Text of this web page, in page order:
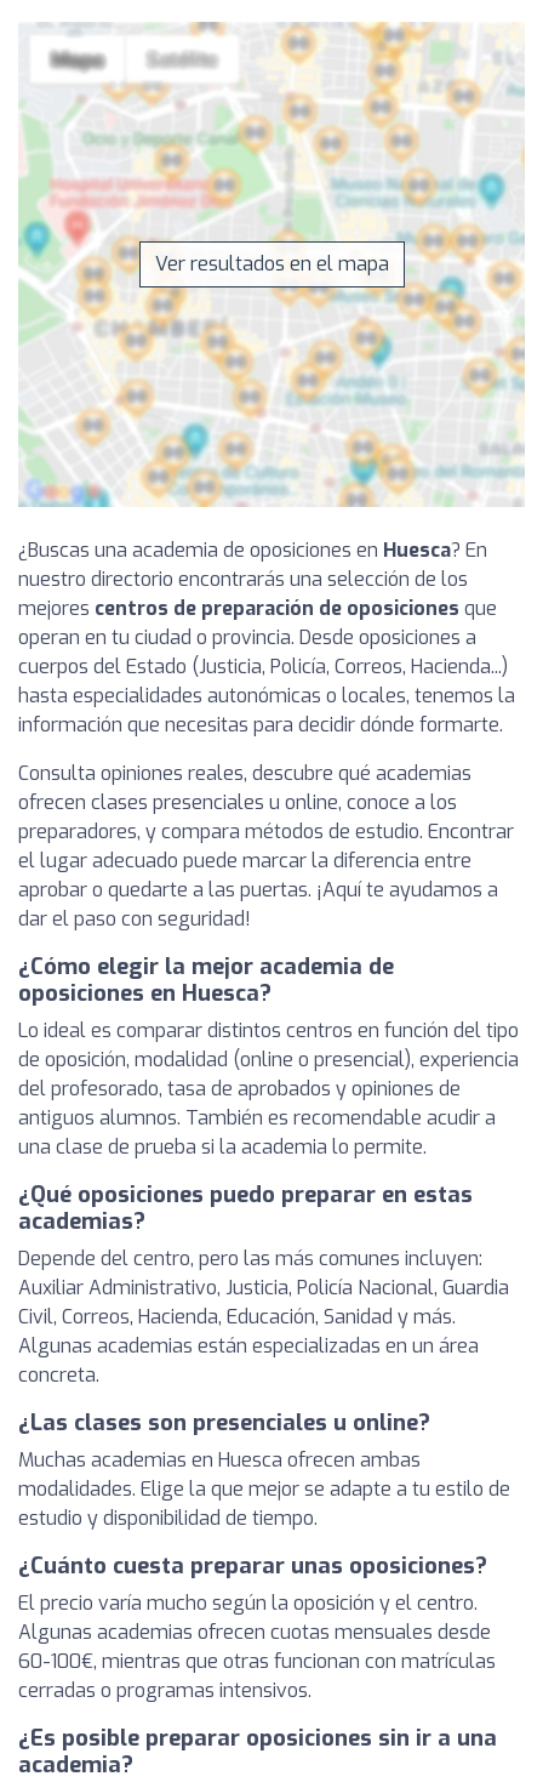
Ver resultados en el mapa
¿Buscas una academia de oposiciones en Huesca? En
nuestro directorio encontrarás una selección de los
mejores centros de preparación de oposiciones que
operan en tu ciudad o provincia. Desde oposiciones a
cuerpos del Estado (Justicia, Policía, Correos, Hacienda...)
hasta especialidades autonómicas o locales, tenemos la
información que necesitas para decidir dónde formarte.
Consulta opiniones reales, descubre qué academias
ofrecen clases presenciales u online, conoce a los
preparadores, y compara métodos de estudio. Encontrar
el lugar adecuado puede marcar la diferencia entre
aprobar o quedarte a las puertas. ¡Aquí te ayudamos a
dar el paso con seguridad!
¿Cómo elegir la mejor academia de
oposiciones en Huesca?
Lo ideal es comparar distintos centros en función del tipo
de oposición, modalidad (online o presencial), experiencia
del profesorado, tasa de aprobados y opiniones de
antiguos alumnos. También es recomendable acudir a
una clase de prueba si la academia lo permite.
¿Qué oposiciones puedo preparar en estas
academias?
Depende del centro, pero las más comunes incluyen:
Auxiliar Administrativo, Justicia, Policía Nacional, Guardia
Civil, Correos, Hacienda, Educación, Sanidad y más.
Algunas academias están especializadas en un área
concreta.
¿Las clases son presenciales u online?
Muchas academias en Huesca ofrecen ambas
modalidades. Elige la que mejor se adapte a tu estilo de
estudio y disponibilidad de tiempo.
¿Cuánto cuesta preparar unas oposiciones?
El precio varía mucho según la oposición y el centro.
Algunas academias ofrecen cuotas mensuales desde
60-100€, mientras que otras funcionan con matrículas
cerradas o programas intensivos.
¿Es posible preparar oposiciones sin ir a una
academia?